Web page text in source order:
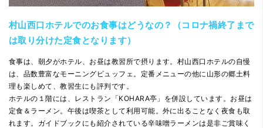
村山西口ホテルでのお食事はどうなの？（コロナ禍終了まで
は取り分けた定食となります）
食事は、朝夕がホテル、お昼は教習所で摂ります。村山西口ホテルの自慢
は、品数豊富なモーニングビュッフェ。定番メニューの他に山形の郷土料
理も楽しめて、教習生にも評判です。
ホテルの１階には、レストラン「KOHARA亭」を併設しています。お昼は
定食＆ラーメン。午後は喫茶として利用可能。外に出ることなく夜食も取
れます。ガイドブックにも紹介されている辛味噌ラーメンは是非ご賞味く